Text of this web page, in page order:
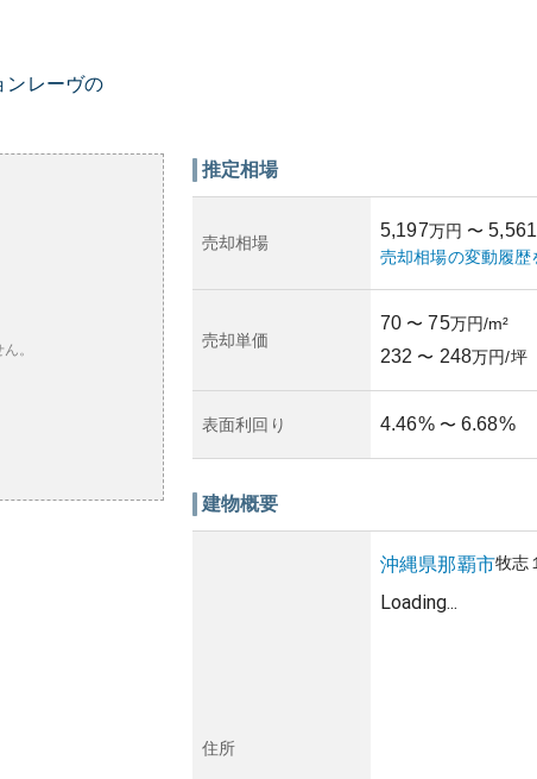
ンレーヴの
。
推定相場
売却相場
5,197万円 〜 5,561
売却相場の変動履歴
売却単価
70 〜 75万円/m²
232 〜 248万円/坪
表面利回り 4.46% 〜 6.68%
建物概要
住所
沖縄県那覇市牧志
Loading...